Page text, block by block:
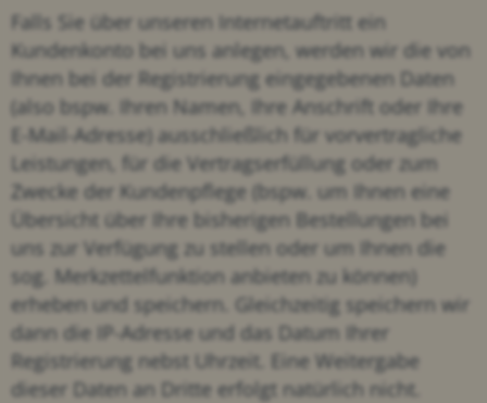
Falls Sie über unseren Internetauftritt ein
Kundenkonto bei uns anlegen, werden wir die von
Ihnen bei der Registrierung eingegebenen Daten
(also bspw. Ihren Namen, Ihre Anschrift oder Ihre
E-Mail-Adresse) ausschließlich für vorvertragliche
Leistungen, für die Vertragserfüllung oder zum
Zwecke der Kundenpflege (bspw. um Ihnen eine
Übersicht über Ihre bisherigen Bestellungen bei
uns zur Verfügung zu stellen oder um Ihnen die
sog. Merkzettelfunktion anbieten zu können)
erheben und speichern. Gleichzeitig speichern wir
dann die IP-Adresse und das Datum Ihrer
Registrierung nebst Uhrzeit. Eine Weitergabe
dieser Daten an Dritte erfolgt natürlich nicht.